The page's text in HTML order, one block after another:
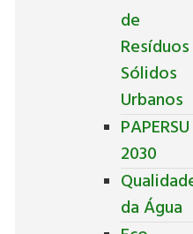
de
Resíduos
Sólidos
Urbanos
PAPERSU
2030
da Água